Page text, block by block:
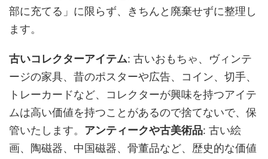
部に充てる」に限らず、きちんと廃棄せずに整理し
ます。
古いコレクターアイテム: 古いおもちゃ、ヴィンテ
ージの家具、昔のポスターや広告、コイン、切手、
トレーカードなど、コレクターが興味を持つアイテ
ムは高い価値を持つことがあるので捨てないで、保
管いたします。 アンティークや古美術品: 古い絵
画、陶磁器、中国磁器、骨董品など、歴史的な価値